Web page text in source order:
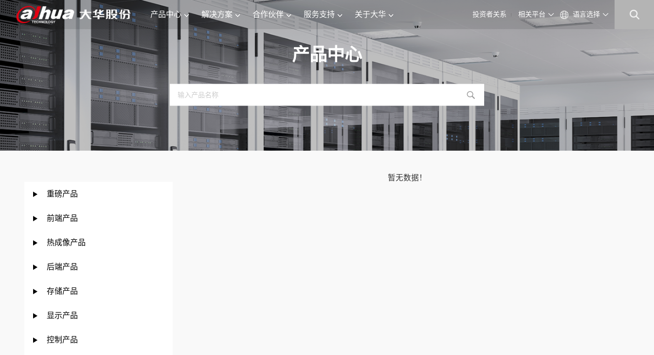
语言选择
相关平台
投资者关系
产品中心 解决方案 合作伙伴 服务支持 关于大华
产品中心
重磅产品
前端产品
热成像产品
后端产品
存储产品
显示产品
控制产品
暂无数据！